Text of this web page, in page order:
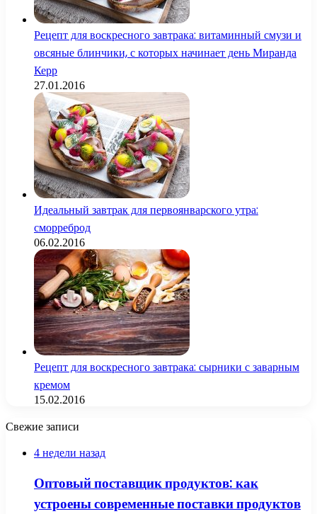
Рецепт для воскресного завтрака: витаминный смузи и
овсяные блинчики, с которых начинает день Миранда
Керр
27.01.2016
Идеальный завтрак для первоянварского утра:
сморреброд
06.02.2016
Рецепт для воскресного завтрака: сырники с заварным
кремом
15.02.2016
Свежие записи
4 недели назад
Оптовый поставщик продуктов: как
устроены современные поставки продуктов